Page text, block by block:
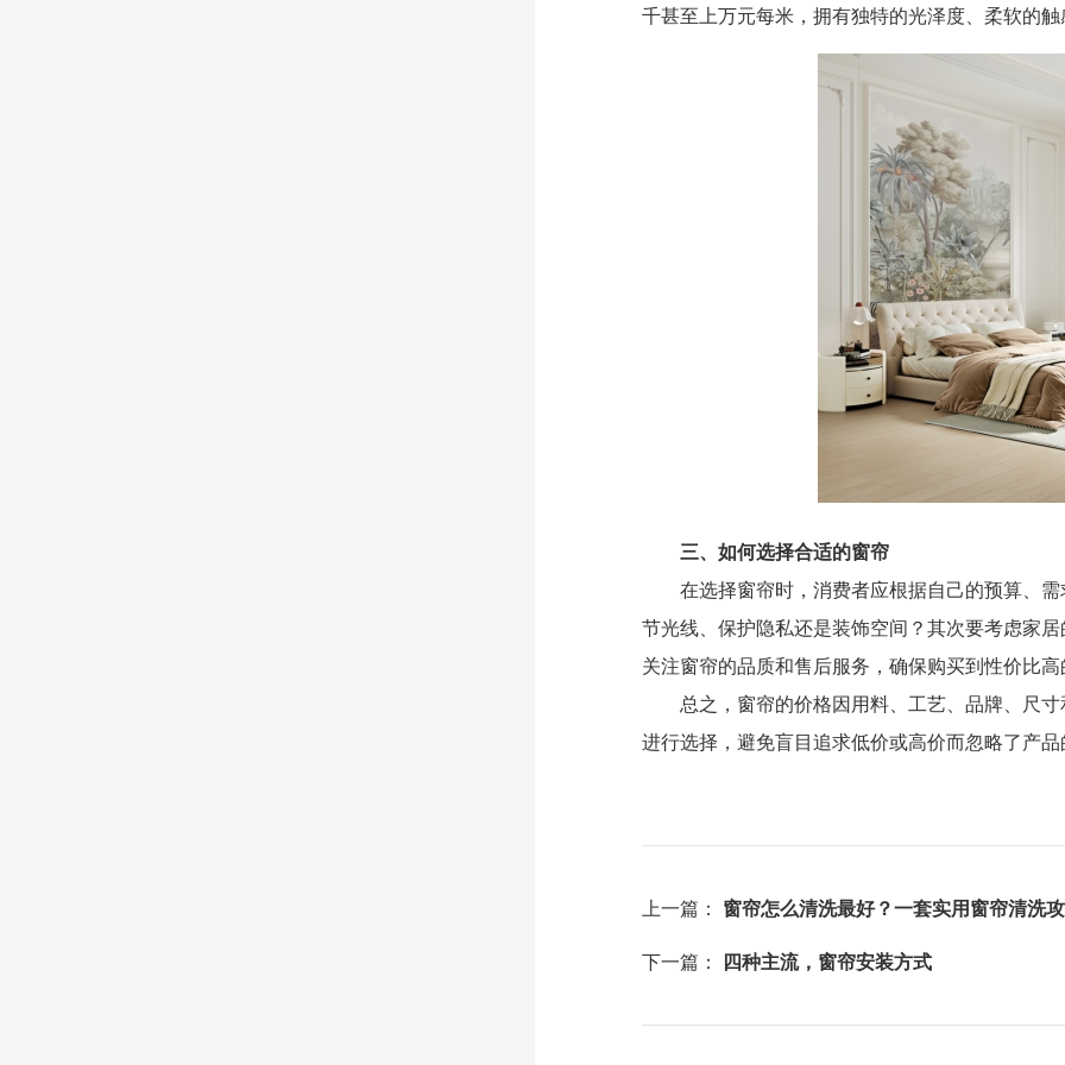
千甚至上万元每米，拥有独特的光泽度、柔软的触
三、如何选择合适的窗帘
在选择窗帘时，消费者应根据自己的预算、需
节光线、保护隐私还是装饰空间？其次要考虑家
关注窗帘的品质和售后服务，确保购买到性价比
总之，窗帘的价格因用料、工艺、品牌、尺寸
进行选择，避免盲目追求低价或高价而忽略了产
上一篇： 窗帘怎么清洗最好？一套实用窗帘清洗
下一篇： 四种主流，窗帘安装方式